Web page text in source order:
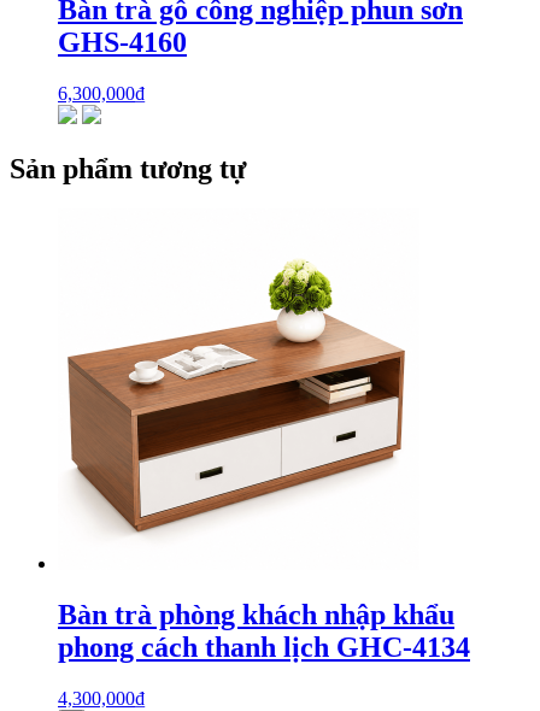
Bàn trà gỗ công nghiệp phun sơn
GHS-4160
6,300,000₫
Sản phẩm tương tự
Bàn trà phòng khách nhập khẩu
phong cách thanh lịch GHC-4134
4,300,000₫